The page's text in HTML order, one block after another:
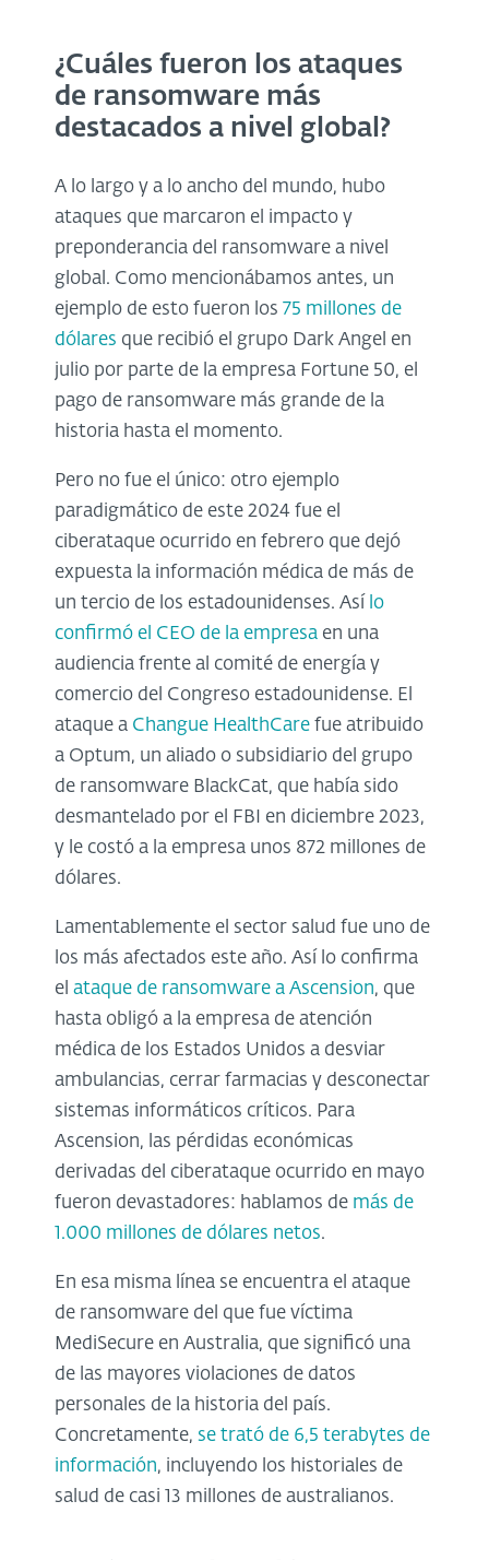
¿Cuáles fueron los ataques
de ransomware más
destacados a nivel global?
A lo largo y a lo ancho del mundo, hubo
ataques que marcaron el impacto y
preponderancia del ransomware a nivel
global. Como mencionábamos antes, un
ejemplo de esto fueron los 75 millones de
dólares que recibió el grupo Dark Angel en
julio por parte de la empresa Fortune 50, el
pago de ransomware más grande de la
historia hasta el momento.
Pero no fue el único: otro ejemplo
paradigmático de este 2024 fue el
ciberataque ocurrido en febrero que dejó
expuesta la información médica de más de
un tercio de los estadounidenses. Así lo
confirmó el CEO de la empresa en una
audiencia frente al comité de energía y
comercio del Congreso estadounidense. El
ataque a Changue HealthCare fue atribuido
a Optum, un aliado o subsidiario del grupo
de ransomware BlackCat, que había sido
desmantelado por el FBI en diciembre 2023,
y le costó a la empresa unos 872 millones de
dólares.
Lamentablemente el sector salud fue uno de
los más afectados este año. Así lo confirma
el ataque de ransomware a Ascension, que
hasta obligó a la empresa de atención
médica de los Estados Unidos a desviar
ambulancias, cerrar farmacias y desconectar
sistemas informáticos críticos. Para
Ascension, las pérdidas económicas
derivadas del ciberataque ocurrido en mayo
fueron devastadores: hablamos de más de
1.000 millones de dólares netos.
En esa misma línea se encuentra el ataque
de ransomware del que fue víctima
MediSecure en Australia, que significó una
de las mayores violaciones de datos
personales de la historia del país.
Concretamente, se trató de 6,5 terabytes de
información, incluyendo los historiales de
salud de casi 13 millones de australianos.